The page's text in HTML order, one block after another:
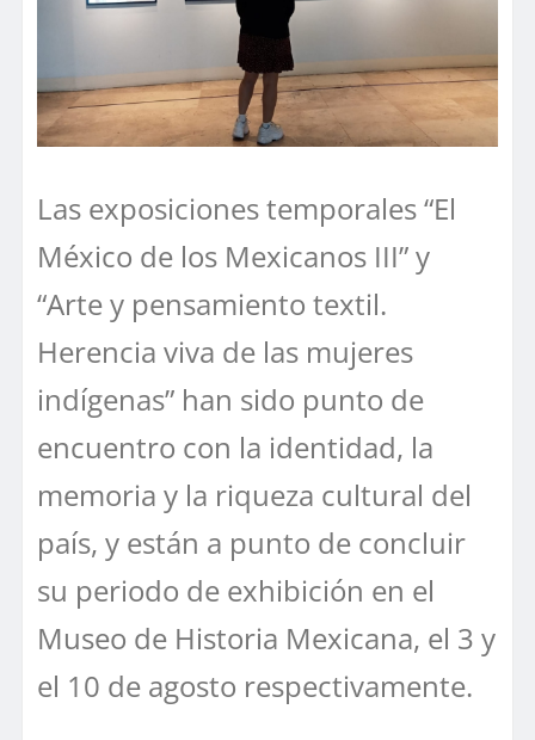
Las exposiciones temporales “El
México de los Mexicanos III” y
“Arte y pensamiento textil.
Herencia viva de las mujeres
indígenas” han sido punto de
encuentro con la identidad, la
memoria y la riqueza cultural del
país, y están a punto de concluir
su periodo de exhibición en el
Museo de Historia Mexicana, el 3 y
el 10 de agosto respectivamente.